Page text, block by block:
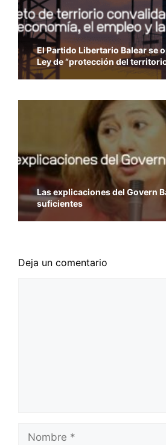
El Partido Libertario Balear se
Ley de “protección del
Las explicaciones del Govern
suficientes
Deja un comentario
Nombre